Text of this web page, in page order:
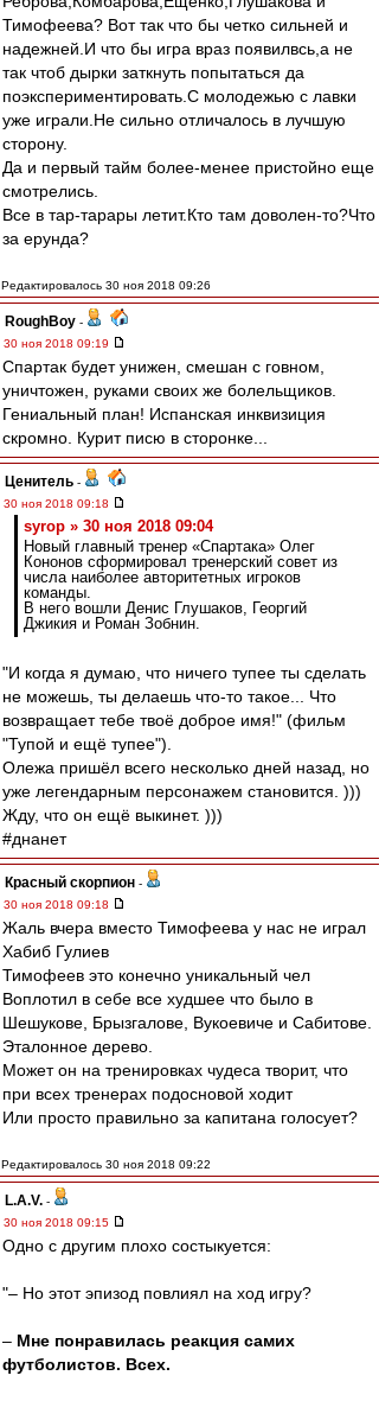
Тимофеева? Вот так что бы четко сильней и
надежней.И что бы игра враз появилвсь,а не
так чтоб дырки заткнуть попытаться да
поэкспериментировать.С молодежью с лавки
уже играли.Не сильно отличалось в лучшую
сторону.
Да и первый тайм более-менее пристойно еще
смотрелись.
Все в тар-тарары летит.Кто там доволен-то?Что
за ерунда?
Редактировалось 30 ноя 2018 09:26
RoughBoy -
30 ноя 2018 09:19
Спартак будет унижен, смешан с говном,
уничтожен, руками своих же болельщиков.
Гениальный план! Испанская инквизиция
скромно. Курит писю в сторонке...
Ценитель -
30 ноя 2018 09:18
syrop » 30 ноя 2018 09:04
Новый главный тренер «Спартака» Олег
Кононов сформировал тренерский совет из
числа наиболее авторитетных игроков
команды.
В него вошли Денис Глушаков, Георгий
Джикия и Роман Зобнин.
"И когда я думаю, что ничего тупее ты сделать
не можешь, ты делаешь что-то такое... Что
возвращает тебе твоё доброе имя!" (фильм
"Тупой и ещё тупее").
Олежа пришёл всего несколько дней назад, но
уже легендарным персонажем становится. )))
Жду, что он ещё выкинет. )))
#днанет
Красный скорпион -
30 ноя 2018 09:18
Жаль вчера вместо Тимофеева у нас не играл
Хабиб Гулиев
Тимофеев это конечно уникальный чел
Воплотил в себе все худшее что было в
Шешукове, Брызгалове, Вукоевиче и Сабитове.
Эталонное дерево.
Может он на тренировках чудеса творит, что
при всех тренерах подосновой ходит
Или просто правильно за капитана голосует?
Редактировалось 30 ноя 2018 09:22
L.А.V. -
30 ноя 2018 09:15
Одно с другим плохо состыкуется:
"– Но этот эпизод повлиял на ход игру?
– Мне понравилась реакция самих
футболистов. Всех.